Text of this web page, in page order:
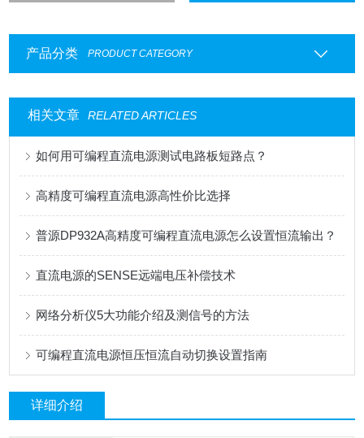
产品分类 PRODUCT CATEGORY
相关文章 RELATED ARTICLES
如何用可编程直流电源测试电路板短路点？
高精度可编程直流电源高性价比选择
普源DP932A高精度可编程直流电源怎么设置恒流输出？
直流电源的SENSE远端电压补偿技术
网络分析仪5大功能介绍及测信号的方法
可编程直流电源恒压恒流自动切换设置指南
详细介绍